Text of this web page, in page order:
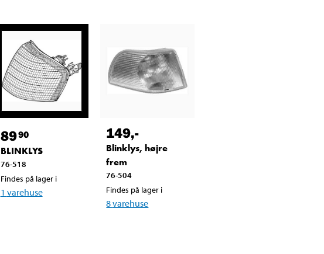
8990
BLINKLYS
76-518
Findes på lager i
1 varehuse
149,-
Blinklys, højre
frem
76-504
Findes på lager i
8varehuse